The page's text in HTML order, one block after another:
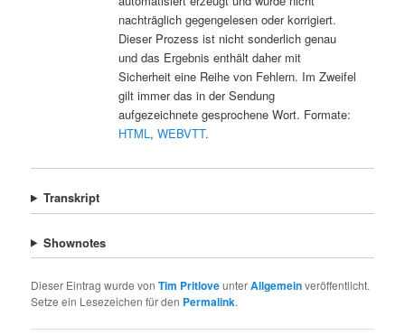
nachträglich gegengelesen oder korrigiert.
Dieser Prozess ist nicht sonderlich genau
und das Ergebnis enthält daher mit
Sicherheit eine Reihe von Fehlern. Im Zweifel
gilt immer das in der Sendung
aufgezeichnete gesprochene Wort. Formate:
HTML, WEBVTT.
Transkript
Shownotes
Dieser Eintrag wurde vonTim PritloveunterAllgemeinveröffentlicht.
Setze ein Lesezeichen für den Permalink.